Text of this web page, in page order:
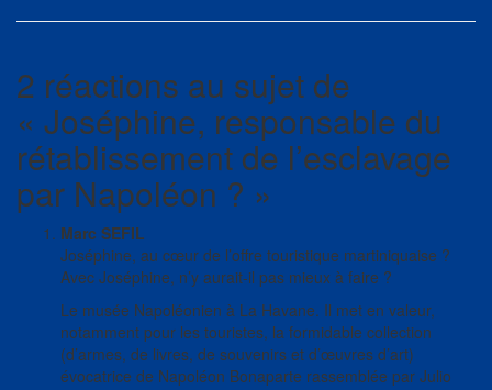
2 réactions au sujet de
« Joséphine, responsable du
rétablissement de l’esclavage
par Napoléon ? »
Marc SEFIL
Joséphine, au cœur de l’offre touristique martiniquaise ?
Avec Joséphine, n’y aurait-il pas mieux à faire ?
Le musée Napoléonien à La Havane. Il met en valeur,
notamment pour les touristes, la formidable collection
(d’armes, de livres, de souvenirs et d’œuvres d’art)
évocatrice de Napoléon Bonaparte rassemblée par Julio